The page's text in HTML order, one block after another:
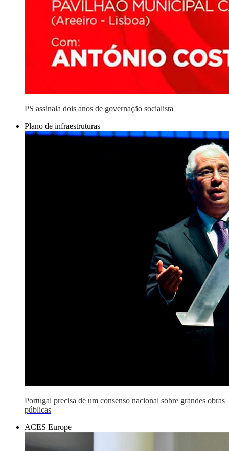
PS assinala dois anos de governação socialista
Plano de infraestruturas
Portugal precisa de um consenso nacional sobre grandes obras
públicas
ACES Europe